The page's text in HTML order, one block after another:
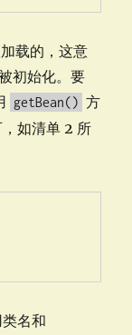
载的，这意
初始化。要
getBean() 方
如清单 2 所
名和